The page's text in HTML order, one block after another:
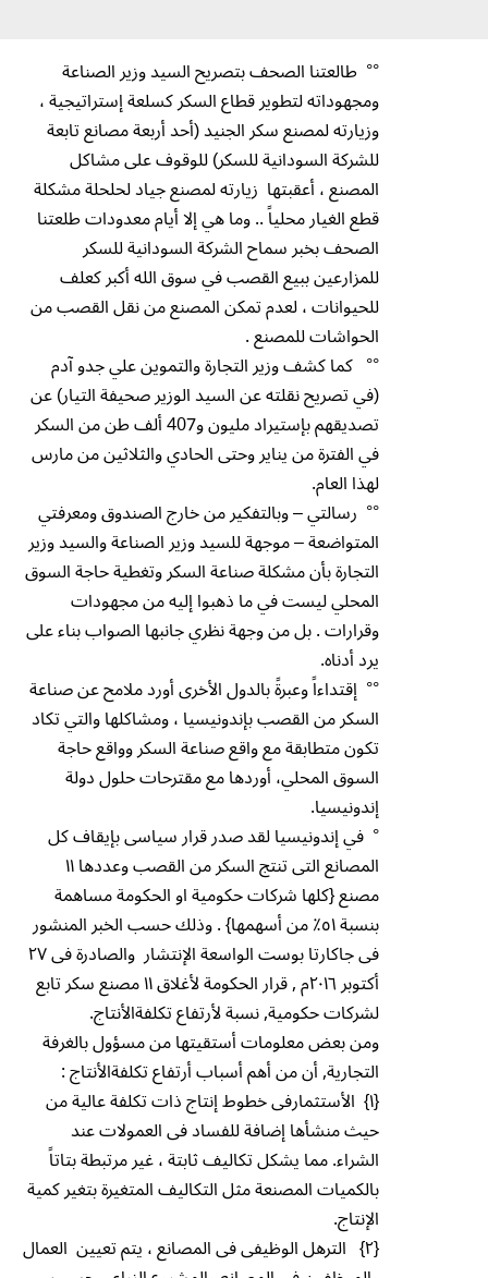
°° طالعتنا الصحف بتصريح السيد وزير الصناعة
ومجهوداته لتطوير قطاع السكر كسلعة إستراتيجية ،
وزيارته لمصنع سكر الجنيد (أحد أربعة مصانع تابعة
للشركة السودانية للسكر) للوقوف على مشاكل
المصنع ، أعقبتها زيارته لمصنع جياد لحلحلة مشكلة
قطع الغيار محلياً .. وما هي إلا أيام معدودات طلعتنا
الصحف بخبر سماح الشركة السودانية للسكر
للمزارعين ببيع القصب في سوق الله أكبر كعلف
للحيوانات ، لعدم تمكن المصنع من نقل القصب من
الحواشات للمصنع .
°° كما كشف وزير التجارة والتموين علي جدو آدم
(في تصريح نقلته عن السيد الوزير صحيفة التيار) عن
تصديقهم بإستيراد مليون و407 ألف طن من السكر
في الفترة من يناير وحتى الحادي والثلاثين من مارس
لهذا العام.
°° رسالتي – وبالتفكير من خارج الصندوق ومعرفتي
المتواضعة – موجهة للسيد وزير الصناعة والسيد وزير
التجارة بأن مشكلة صناعة السكر وتغطية حاجة السوق
المحلي ليست في ما ذهبوا إليه من مجهودات
وقرارات . بل من وجهة نظري جانبها الصواب بناء على
يرد أدناه.
°° إقتداءاً وعبرةً بالدول الأخرى أورد ملامح عن صناعة
السكر من القصب بإندونيسيا ، ومشاكلها والتي تكاد
تكون متطابقة مع واقع صناعة السكر وواقع حاجة
السوق المحلي، أوردها مع مقترحات حلول دولة
إندونيسيا.
° في إندونيسيا لقد صدر قرار سياسى بإيقاف كل
المصانع التى تنتج السكر من القصب وعددها ١١
مصنع {كلها شركات حكومية او الحكومة مساهمة
بنسبة ٥١٪ من أسهمها} . وذلك حسب الخبر المنشور
فى جاكارتا بوست الواسعة الإنتشار والصادرة فى ٢٧
أكتوبر ٢٠١٦م , قرار الحكومة لأغلاق ١١ مصنع سكر تابع
لشركات حكومية, نسبة لأرتفاع تكلفةالأنتاج.
ومن بعض معلومات أستقيتها من مسؤول بالغرفة
التجارية, أن من أهم أسباب أرتفاع تكلفةالأنتاج :
{١} الأستثمارفى خطوط إنتاج ذات تكلفة عالية من
حيث منشأها إضافة للفساد فى العمولات عند
الشراء. مما يشكل تكاليف ثابتة ، غير مرتبطة بتاتاً
بالكميات المصنعة مثل التكاليف المتغيرة بتغير كمية
الإنتاج.
{٢} الترهل الوظيفى فى المصانع ، يتم تعيين العمال